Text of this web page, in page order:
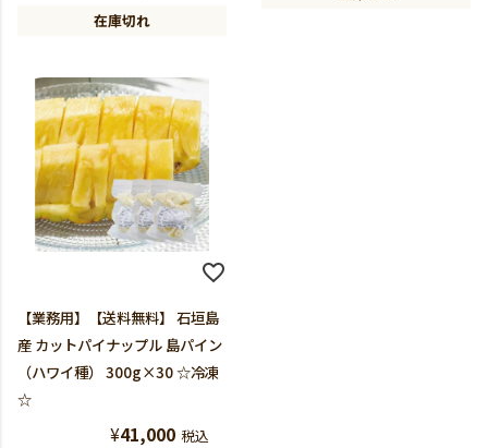
在庫切れ
【業務用】【送料無料】 石垣島
産 カットパイナップル 島パイン
（ハワイ種） 300g×30 ☆冷凍
☆
¥41,000 税込